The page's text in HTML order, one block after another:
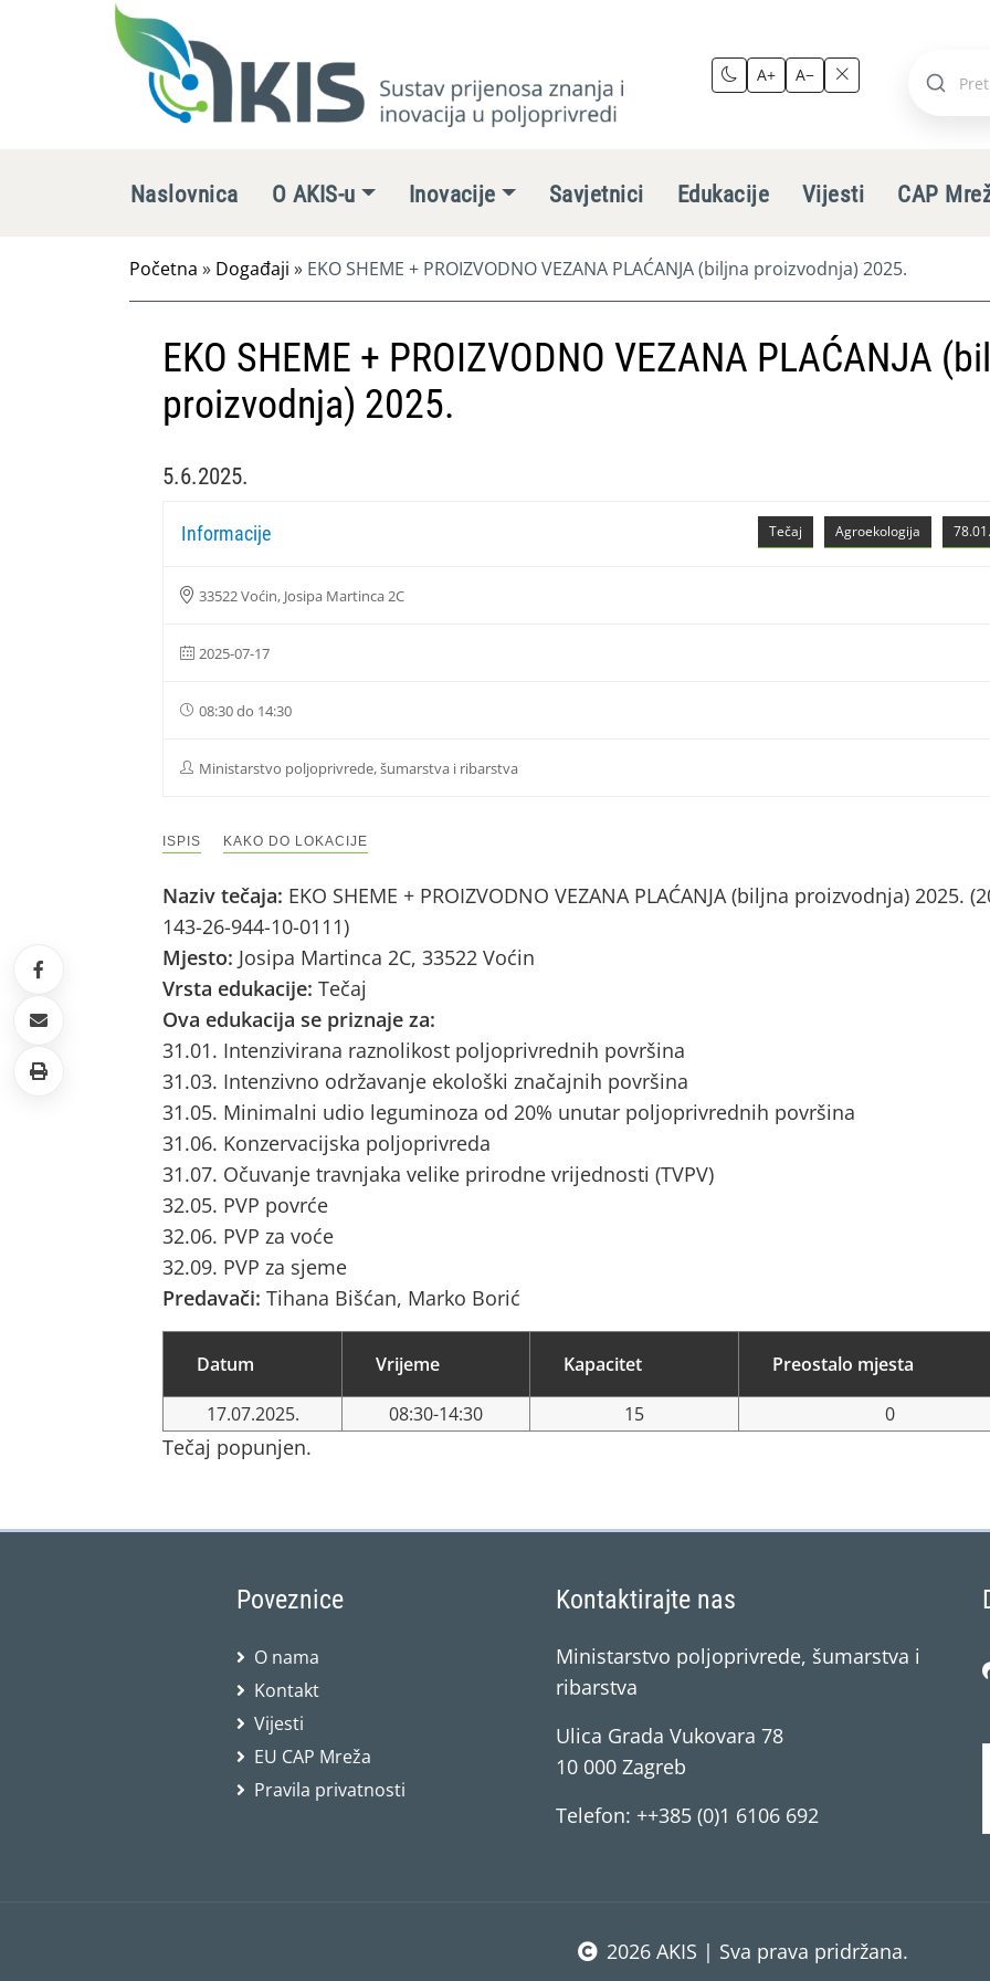
A+ A−
Pretraži
Naslovnica O AKIS-u Inovacije Savjetnici Edukacije Vijesti CAP
Početna » Događaji » EKO SHEME + PROIZVODNO VEZANA PLAĆANJA (biljna proizvodnja) 2025.
EKO SHEME + PROIZVODNO VEZANA PLAĆANJA
proizvodnja) 2025.
5.6.2025.
Agroekologija
Tečaj
Informacije
33522 Voćin, Josipa Martinca 2C
2025-07-17
08:30 do 14:30
Ministarstvo poljoprivrede, šumarstva i ribarstva
ISPIS KAKO DO LOKACIJE
Naziv tečaja: EKO SHEME + PROIZVODNO VEZANA PLAĆANJA (biljna proizvodnja) 2025.
143-26-944-10-0111)
Mjesto: Josipa Martinca 2C, 33522 Voćin
Vrsta edukacije: Tečaj
Ova edukacija se priznaje za:
31.01. Intenzivirana raznolikost poljoprivrednih površina
31.03. Intenzivno održavanje ekološki značajnih površina
31.05. Minimalni udio leguminoza od 20% unutar poljoprivrednih površina
31.06. Konzervacijska poljoprivreda
31.07. Očuvanje travnjaka velike prirodne vrijednosti (TVPV)
32.05. PVP povrće
32.06. PVP za voće
32.09. PVP za sjeme
Predavači: Tihana Bišćan, Marko Borić
Datum Vrijeme Kapacitet Preostalo mjesta
17.07.2025. 08:30-14:30 15 0
Tečaj popunjen.
Poveznice
O nama
Kontakt
Vijesti
EU CAP Mreža
Pravila privatnosti
Kontaktirajte nas
Ministarstvo poljoprivrede, šumarstva i
ribarstva
Ulica Grada Vukovara 78
10 000 Zagreb
Telefon: ++385 (0)1 6106 692
2026 AKIS | Sva prava pridržana.